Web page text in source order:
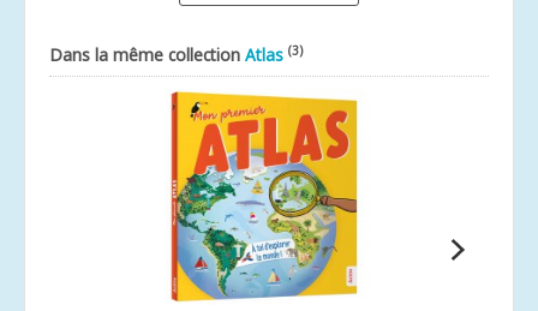
Dans la même collection Atlas (3)